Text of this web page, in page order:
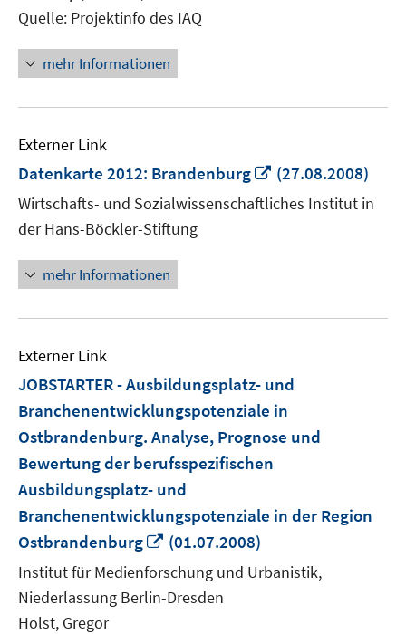
Quelle: Projektinfo des IAQ
mehr Informationen
Externer Link
Datenkarte 2012: Brandenburg
In
neuem
Fenster
(27.08.2008)
Wirtschafts- und Sozialwissenschaftliches Institut in
der Hans-Böckler-Stiftung
mehr Informationen
Externer Link
JOBSTARTER - Ausbildungsplatz- und
Branchenentwicklungspotenziale in
Ostbrandenburg. Analyse, Prognose und
Bewertung der berufsspezifischen
Ausbildungsplatz- und
Branchenentwicklungspotenziale in der Region
Ostbrandenburg
In
neuem
Fenster
öffnen
(01.07.2008)
Institut für Medienforschung und Urbanistik,
Niederlassung Berlin-Dresden
Holst, Gregor